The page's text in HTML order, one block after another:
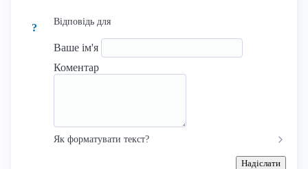
?
Відповідь для
Ваше ім'я
Коментар
Як форматувати текст?
Надіслати